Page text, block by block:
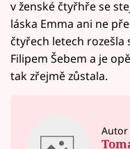
v ženské čtyřhře se
láska Emma ani ne
čtyřech letech rozešla
Filipem Šebem a je
tak zřejmě zůstala.
Autor